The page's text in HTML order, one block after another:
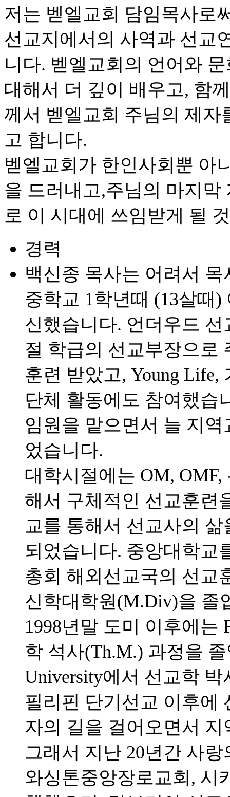
저는 벧엘교회 담임목사로
선교지에서의 사역과 선교
니다. 벧엘교회의 언어와
대해서 더 깊이 배우고, 함
께서 벧엘교회 주님의 제
고 합니다.
벧엘교회가 한인사회뿐 아
을 드러내고,주님의 마지
로 이 시대에 쓰임받게 될
경력
백신종 목사는 어려서
중학교 1학년때 (13살때
신했습니다. 언더우드
절 학급의 선교부장으로
훈련 받았고, Young
단체 활동에도 참여했습
임원을 맡으면서 늘 지
었습니다.
대학시절에는 OM,
해서 구체적인 선교훈련
교를 통해서 선교사의
되었습니다. 중앙대학교
총회 해외선교국의 선교
신학대학원(M.Div)을 졸
1998년말 도미 이후에는
학 석사(Th.M.) 과정을
University에서 선교학
필리핀 단기선교 이후에
자의 길을 걸어오면서
그래서 지난 20년간 사
와싱톤중앙장로교회, 시